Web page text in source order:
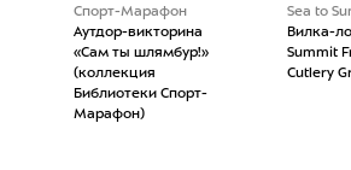
Спорт-Марафон
Аутдор-викторина
«Сам ты шлямбур!»
(коллекция
Библиотеки Спорт-
Марафон)
Sea to
Вилка-
Summit
Cutlery